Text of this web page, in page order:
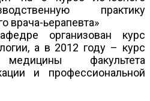
практику
врача-ьерапевта»
организован курс
а в 2012 году – курс
медицины факультета
и профессиональной